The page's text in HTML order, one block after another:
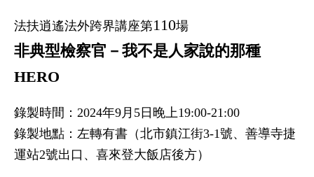
法扶逍遙法外跨界講座第110場
非典型檢察官－我不是人家說的那種
HERO
錄製時間：2024年9月5日晚上19:00-21:00
錄製地點：左轉有書（北市鎮江街3-1號、善導寺捷
運站2號出口、喜來登大飯店後方）